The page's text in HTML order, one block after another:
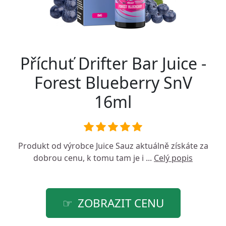
Příchuť Drifter Bar Juice -
Forest Blueberry SnV
16ml
Produkt od výrobce Juice Sauz aktuálně získáte za
dobrou cenu, k tomu tam je i ... Celý popis
ZOBRAZIT CENU